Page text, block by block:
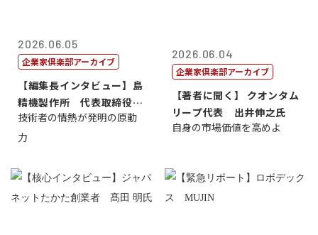
2026.06.05
企業家倶楽部アーカイブ
【編集長インタビュー】島
精機製作所 代表取締役
社 長 島 正...
技術者の情熱が発明の原動
力
2026.06.04
企業家倶楽部アーカイブ
【著者に聞く】 クオンタム
リープ代表 出井伸之氏
自身の市場価値を高めよ